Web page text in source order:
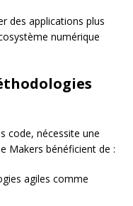
des applications plus
numérique
code, nécessite une
Makers bénéficient de :
agiles comme